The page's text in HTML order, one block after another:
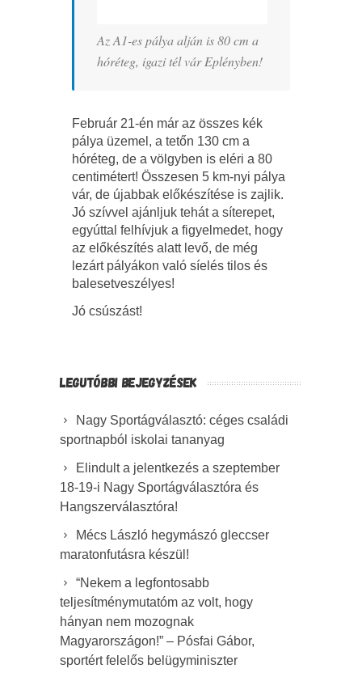
Az A1-es pálya alján is 80 cm a
hóréteg, igazi tél vár Eplényben!
Február 21-én már az összes kék
pálya üzemel, a tetőn 130 cm a
hóréteg, de a völgyben is eléri a 80
centimétert! Összesen 5 km-nyi pálya
vár, de újabbak előkészítése is zajlik.
Jó szívvel ajánljuk tehát a síterepet,
egyúttal felhívjuk a figyelmedet, hogy
az előkészítés alatt levő, de még
lezárt pályákon való síelés tilos és
balesetveszélyes!
Jó csúszást!
LEGUTÓBBI BEJEGYZÉSEK
Nagy Sportágválasztó: céges családi
sportnapból iskolai tananyag
Elindult a jelentkezés a szeptember
18-19-i Nagy Sportágválasztóra és
Hangszerválasztóra!
Mécs László hegymászó gleccser
maratonfutásra készül!
“Nekem a legfontosabb
teljesítménymutatóm az volt, hogy
hányan nem mozognak
Magyarországon!” – Pósfai Gábor,
sportért felelős belügyminiszter